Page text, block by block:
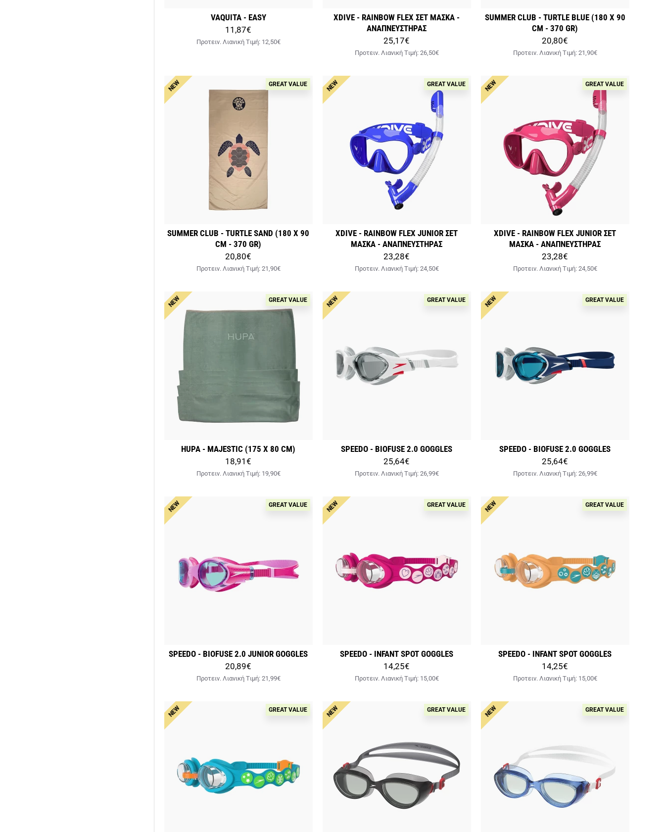
VAQUITA - EASY
11,87€
Προτειν. Λιανική Tιμή: 12,50€
XDIVE - RAINBOW FLEX ΣΕΤ ΜΑΣΚΑ -
ΑΝΑΠΝΕΥΣΤΗΡΑΣ
25,17€
Προτειν. Λιανική Tιμή: 26,50€
SUMMER CLUB - TURTLE BLUE (180 X 90
CM - 370 GR)
20,80€
Προτειν. Λιανική Tιμή: 21,90€
NEW GREAT VALUE
SUMMER CLUB - TURTLE SAND (180 X 90
CM - 370 GR)
20,80€
Προτειν. Λιανική Tιμή: 21,90€
NEW GREAT VALUE
XDIVE - RAINBOW FLEX JUNIOR ΣΕΤ
ΜΑΣΚΑ - ΑΝΑΠΝΕΥΣΤΗΡΑΣ
23,28€
Προτειν. Λιανική Tιμή: 24,50€
NEW GREAT VALUE
XDIVE - RAINBOW FLEX JUNIOR ΣΕΤ
ΜΑΣΚΑ - ΑΝΑΠΝΕΥΣΤΗΡΑΣ
23,28€
Προτειν. Λιανική Tιμή: 24,50€
NEW GREAT VALUE
HUPA - MAJESTIC (175 X 80 CM)
18,91€
Προτειν. Λιανική Tιμή: 19,90€
NEW GREAT VALUE
SPEEDO - BIOFUSE 2.0 GOGGLES
25,64€
Προτειν. Λιανική Tιμή: 26,99€
NEW GREAT VALUE
SPEEDO - BIOFUSE 2.0 GOGGLES
25,64€
Προτειν. Λιανική Tιμή: 26,99€
NEW GREAT VALUE
SPEEDO - BIOFUSE 2.0 JUNIOR GOGGLES
20,89€
Προτειν. Λιανική Tιμή: 21,99€
NEW GREAT VALUE
SPEEDO - INFANT SPOT GOGGLES
14,25€
Προτειν. Λιανική Tιμή: 15,00€
NEW GREAT VALUE
SPEEDO - INFANT SPOT GOGGLES
14,25€
Προτειν. Λιανική Tιμή: 15,00€
NEW GREAT VALUE NEW GREAT VALUE NEW GREAT VALUE